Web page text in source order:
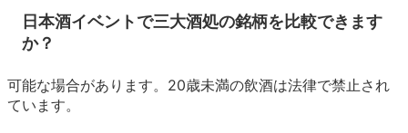
日本酒イベントで三大酒処の銘柄を比較できます
か？
可能な場合があります。20歳未満の飲酒は法律で禁止され
ています。